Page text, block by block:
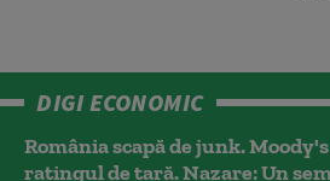
DIGI ECONOMIC
România scapă de junk.
ratingul de țară. Nazare: Un